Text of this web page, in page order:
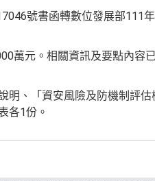
號書函轉數位發展部111
萬元。相關資訊及要點內容
明、「資安風險及防機制評
各1份。